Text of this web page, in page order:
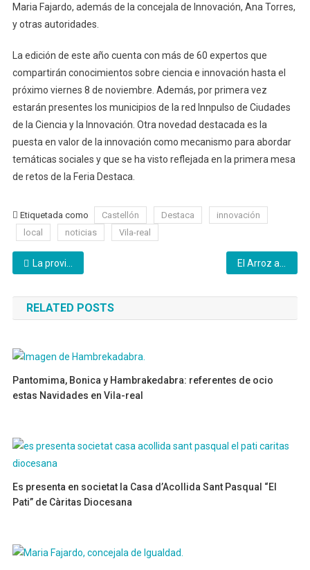
Maria Fajardo, además de la concejala de Innovación, Ana Torres,
y otras autoridades.
La edición de este año cuenta con más de 60 expertos que
compartirán conocimientos sobre ciencia e innovación hasta el
próximo viernes 8 de noviembre. Además, por primera vez
estarán presentes los municipios de la red Innpulso de Ciudades
de la Ciencia y la Innovación. Otra novedad destacada es la
puesta en valor de la innovación como mecanismo para abordar
temáticas sociales y que se ha visto reflejada en la primera mesa
de retos de la Feria Destaca.
Etiquetada como Castellón Destaca
innovación
local
noticias Vila-real
Navegación
de
entradas
La provincia de Castellón se vuelca con los afectados por la DANA
RELATED POSTS
Pantomima, Bonica y Hambrakedabra: referentes de ocio
estas Navidades en Vila-real
Es presenta en societat la Casa d’Acollida Sant Pasqual “El
Pati” de Càritas Diocesana